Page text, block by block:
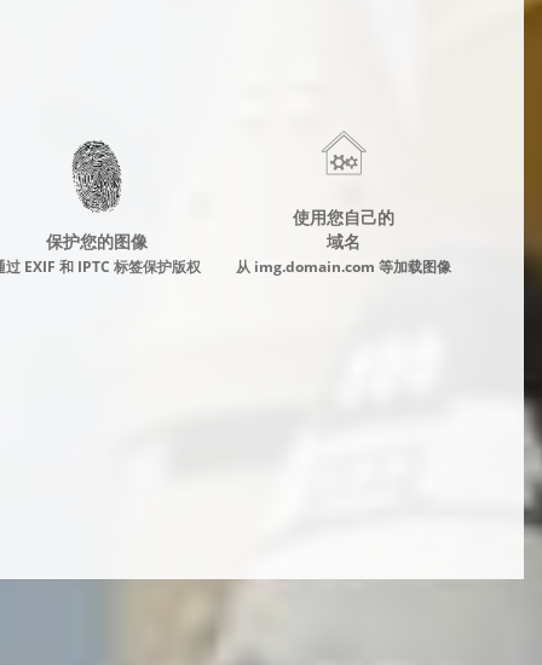
保护您的图像
过 EXIF 和 IPTC 标签保护版权
使用您自己的
域名
从 img.domain.com 等加载图像